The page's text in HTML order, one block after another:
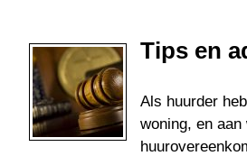
Tips en
Als huurder
woning, en